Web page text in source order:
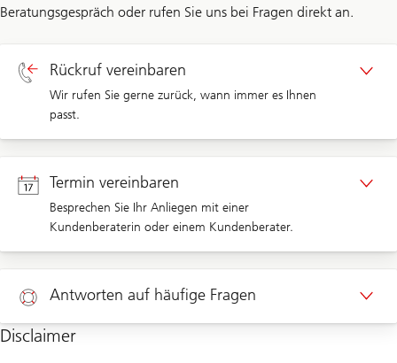
Beratungsgespräch oder rufen Sie uns bei Fragen direkt an.
Rückruf vereinbaren
Wir rufen Sie gerne zurück, wann immer es Ihnen
passt.
Rückruf Privatkunden
Termin vereinbaren
Besprechen Sie Ihr Anliegen mit einer
Kundenberaterin oder einem Kundenberater.
Termin Privatkunden
Antworten auf häufige Fragen
Hilfe
Disclaimer